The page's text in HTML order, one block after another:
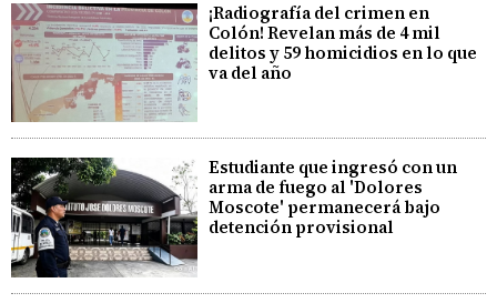
¡Radiografía del crimen en
Colón! Revelan más de 4 mil
delitos y 59 homicidios en lo que
va del año
Estudiante que ingresó con un
arma de fuego al 'Dolores
Moscote' permanecerá bajo
detención provisional